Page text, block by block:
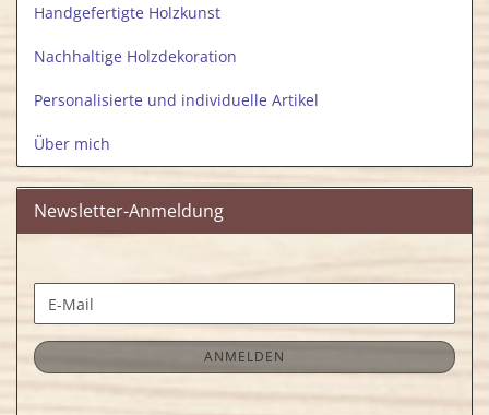
Handgefertigte Holzkunst
Nachhaltige Holzdekoration
Personalisierte und individuelle Artikel
Über mich
Newsletter-Anmeldung
WEITER
ZUR
NEWSLETTER-
ANMELDUNG
E-
Mail
ANMELDEN